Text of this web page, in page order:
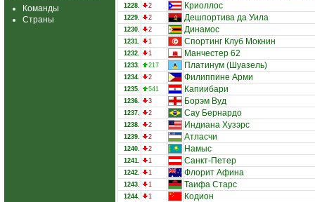
Команды
Страны
1228. 2 Криоллос
1229. 2 Дешпортива да Уила
1230. 2 Динамос
1231. 1 Спортинг Клуб Мокнин
1232. 1 Манчестер 62
1233. 217 Платинум (Шуазель)
1234. 2 Филиппине Арми
1235. 541 Капиибари
1236. 3 Борэм Вуд
1237. 2 Сау Бернардо
1238. 2 Индиана Хузэрс
1239. 2 Атласчи
1240. 2 Намыс
1241. 1 Санкт-Петер
1242. 1 Флорит Афина
1243. 1 Таифа Старс
1244. 1 Кодион